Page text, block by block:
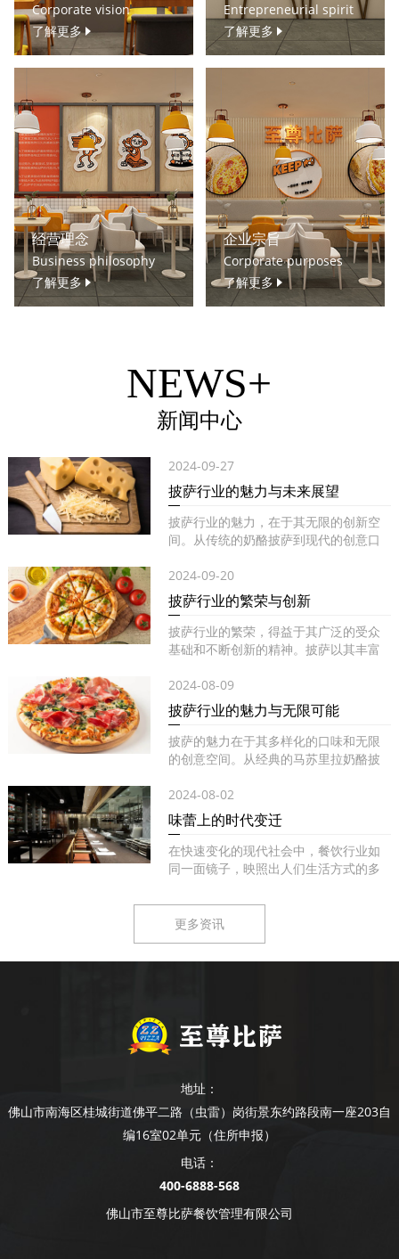
Corporate vision
了解更多
Entrepreneurial spirit
了解更多
经营理念
Business philosophy
了解更多
企业宗旨
Corporate purposes
了解更多
NEWS+
新闻中心
2024-09-27
披萨行业的魅力与未来展望
披萨行业的魅力，在于其无限的创新空
间。从传统的奶酪披萨到现代的创意口
2024-09-20
披萨行业的繁荣与创新
披萨行业的繁荣，得益于其广泛的受众
基础和不断创新的精神。披萨以其丰富
2024-08-09
披萨行业的魅力与无限可能
披萨的魅力在于其多样化的口味和无限
的创意空间。从经典的马苏里拉奶酪披
2024-08-02
味蕾上的时代变迁
在快速变化的现代社会中，餐饮行业如
同一面镜子，映照出人们生活方式的多
更多资讯
地址：
佛山市南海区桂城街道佛平二路（虫雷）岗街景东约路段南一座203自
编16室02单元（住所申报）
电话：
400-6888-568
佛山市至尊比萨餐饮管理有限公司